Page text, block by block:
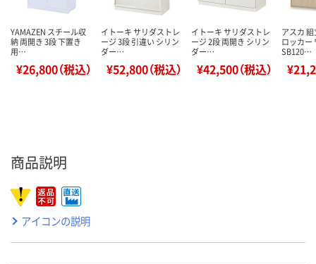
YAMAZEN スチール収
納 両開き 3段 下置き
用…
¥26,800（税込）
イトーキ サリダストレ
ージ 3段 引違い シリン
ダー…
¥52,800（税込）
イトーキ サリダストレ
ージ 2段 両開き シリン
ダー…
¥42,500（税込）
アスカ
ロッカー
SB120…
商品説明
アイコンの説明